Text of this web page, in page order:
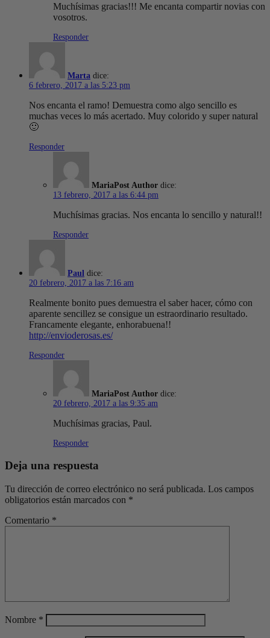
Muchísimas gracias!!! Me encanta compartir novias con
vosotros.
Responder
Marta dice:
6 febrero, 2017 a las 5:23 pm
Nos encanta el ramo! Demuestra como algo sencillo es
muchas veces lo más acertado. Muy colorido y super natural
🙂
Responder
Maria
dice:
13 febrero, 2017 a las 6:44 pm
Muchísimas gracias. Nos encanta lo sencillo y natural!!
Responder
Paul dice:
20 febrero, 2017 a las 7:16 am
Realmente bonito pues demuestra el saber hacer, cómo con
aparente sencillez se consigue un estraordinario resultado.
Francamente elegante, enhorabuena!!
http://envioderosas.es/
Responder
Maria
dice:
20 febrero, 2017 a las 9:35 am
Muchísimas gracias, Paul.
Responder
Deja una respuesta
Tu dirección de correo electrónico no será publicada. Los campos
obligatorios están marcados con *
Comentario *
Nombre *